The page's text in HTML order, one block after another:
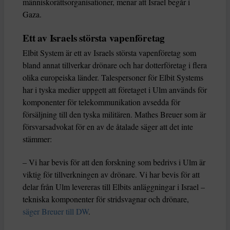
Gaza.
Ett av Israels största vapenföretag
Elbit System är ett av Israels största vapenföretag som
bland annat tillverkar drönare och har dotterföretag i flera
olika europeiska länder. Talespersoner för Elbit Systems
har i tyska medier uppgett att företaget i Ulm används för
komponenter för telekommunikation avsedda för
försäljning till den tyska militären. Mathes Breuer som är
försvarsadvokat för en av de åtalade säger att det inte
stämmer:
– Vi har bevis för att den forskning som bedrivs i Ulm är
viktig för tillverkningen av drönare. Vi har bevis för att
delar från Ulm levereras till Elbits anläggningar i Israel –
tekniska komponenter för stridsvagnar och drönare,
säger Breuer till DW.